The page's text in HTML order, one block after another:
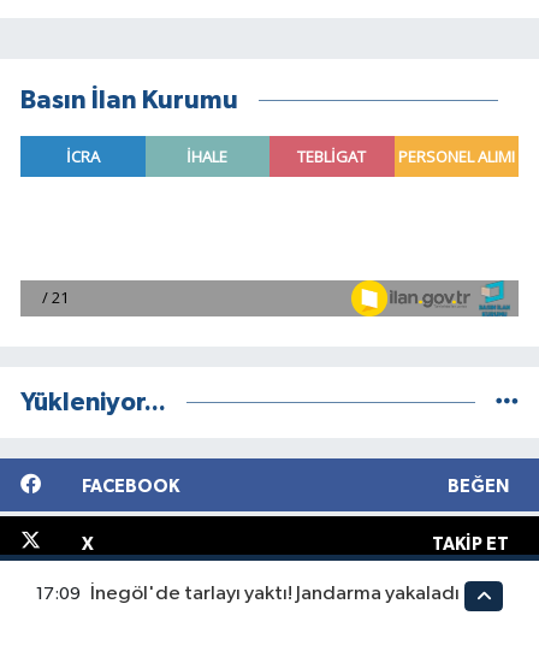
Basın İlan Kurumu
Yükleniyor...
FACEBOOK BEĞEN
X TAKIP ET
INSTAGRAM TAKIP ET
17:09 İnegöl'de tarlayı yaktı! Jandarma yakaladı